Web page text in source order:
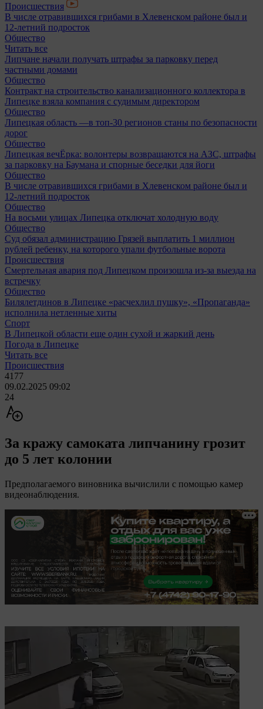
Происшествия
В числе отравившихся грибами в Хлевенском районе был и
12-летний подросток
Общество
Читать все
Липчане начали получать штрафы за парковку перед
частными домами
Общество
Контракт на строительство канализационного коллектора в
Липецке взяла компания с судимым директором
Общество
Липецкая область —в топ-30 регионов станы по безопасности
дорог
Общество
Липецкая вечЁрка: волонтеры возвращаются на АЗС, штрафы
за парковку на Баумана и спорные беседки для йоги
Общество
В числе отравившихся грибами в Хлевенском районе был и
12-летний подросток
Общество
На восьми улицах Липецка отключат холодную воду
Общество
Суд обязал администрацию Грязей выплатить 1 миллион
рублей ребенку, на которого упали футбольные ворота
Происшествия
Смертельная авария под Липецком произошла из-за выезда на
встречку
Общество
Билялетдинов в Липецке «расчехлил пушку», «Пропаганда»
исполнила нетленные хиты
Спорт
В Липецкой области еще один сухой и жаркий день
Погода в Липецке
Читать все
Происшествия
4177
09.02.2025 09:02
24
За кражу самоката липчанину грозит
до 5 лет колонии
Предполагаемого виновника вычислили с помощью камер
видеонаблюдения.